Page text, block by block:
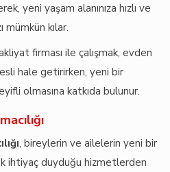
yeni yaşam alanınıza hızlı ve
mümkün kılar.
firması ile çalışmak, evden
hale getirirken, yeni bir
olmasına katkıda bulunur.
, bireylerin ve ailelerin yeni bir
ihtiyaç duyduğu hizmetlerden